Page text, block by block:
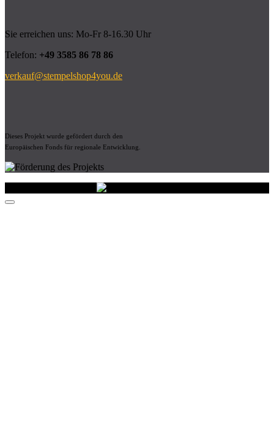
Sie erreichen uns: Mo-Fr 8-16.30 Uhr
Telefon: +49 3585 86 78 86
verkauf@stempelshop4you.de
Dieses Projekt wurde gefördert durch den
Europäischen Fonds für regionale Entwicklung.